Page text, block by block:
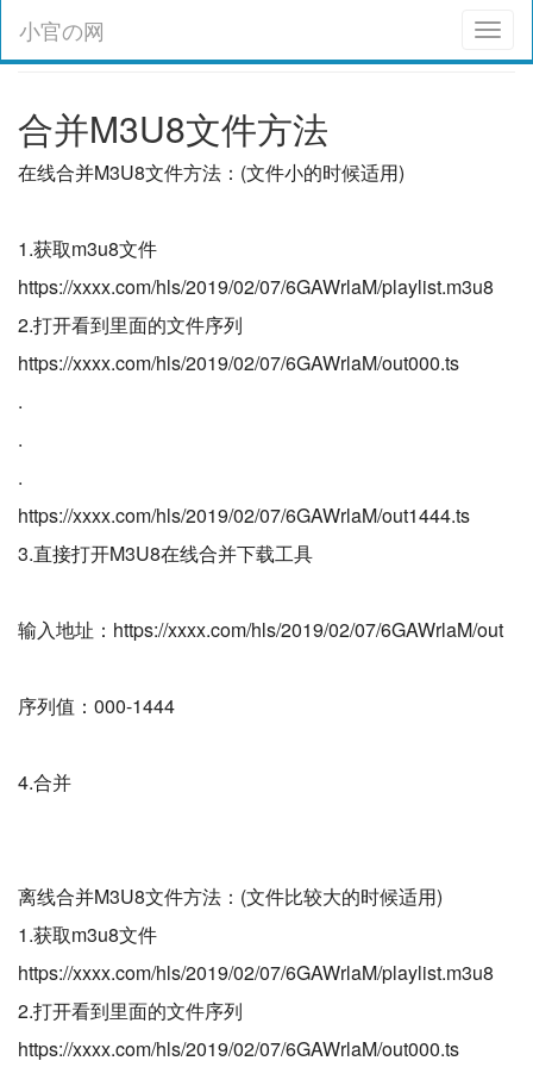
小官の网
合并M3U8文件方法
在线合并M3U8文件方法：(文件小的时候适用)
1.获取m3u8文件
https://xxxx.com/hls/2019/02/07/6GAWrlaM/playlist.m3u8
2.打开看到里面的文件序列
https://xxxx.com/hls/2019/02/07/6GAWrlaM/out000.ts
.
.
.
https://xxxx.com/hls/2019/02/07/6GAWrlaM/out1444.ts
3.直接打开M3U8在线合并下载工具
输入地址：https://xxxx.com/hls/2019/02/07/6GAWrlaM/out
序列值：000-1444
4.合并
离线合并M3U8文件方法：(文件比较大的时候适用)
1.获取m3u8文件
https://xxxx.com/hls/2019/02/07/6GAWrlaM/playlist.m3u8
2.打开看到里面的文件序列
https://xxxx.com/hls/2019/02/07/6GAWrlaM/out000.ts